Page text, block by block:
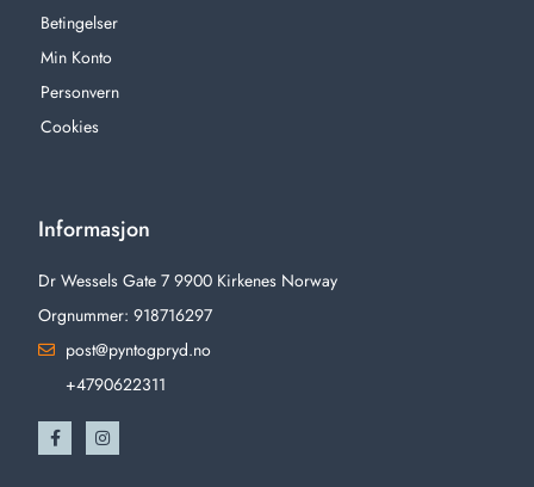
Betingelser
Min Konto
Personvern
Cookies
Informasjon
Dr Wessels Gate 7 9900 Kirkenes Norway
Orgnummer: 918716297
post@pyntogpryd.no
+4790622311